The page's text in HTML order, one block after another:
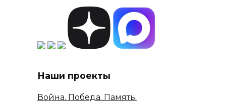
Наши проекты
Война. Победа. Память.